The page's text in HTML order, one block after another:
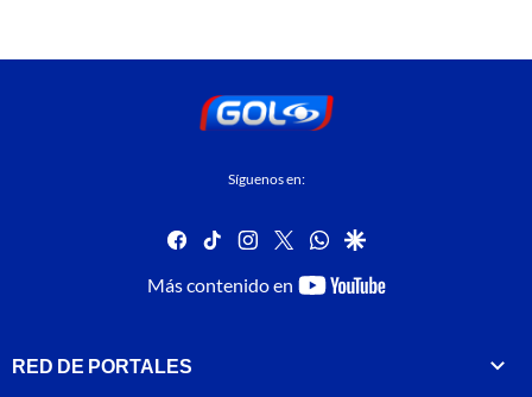
Síguenos en:
facebook
tiktok instagram
twitterwhatsapp
google
Más contenido en
youtube-
RED DE PORTALES